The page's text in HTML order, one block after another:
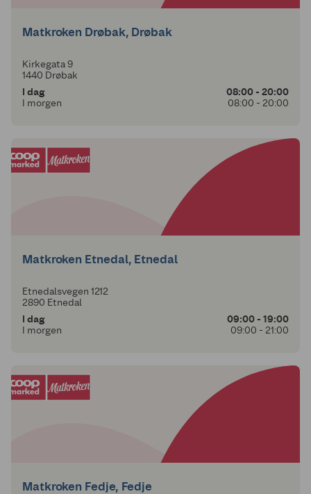
Matkroken Drøbak, Drøbak
Kirkegata 9
1440 Drøbak
I dag
08:00 - 20:00
I morgen
08:00 - 20:00
Matkroken Etnedal, Etnedal
Etnedalsvegen 1212
2890 Etnedal
I dag
09:00 - 19:00
I morgen
09:00 - 21:00
Matkroken Fedje, Fedje